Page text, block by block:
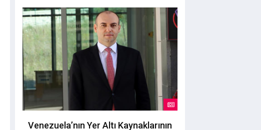
Venezuela’nın Yer Altı Kaynaklarının